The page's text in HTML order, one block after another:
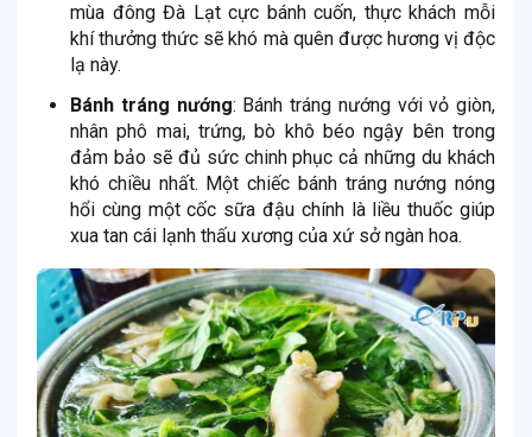
mùa đông Đà Lạt cực bánh cuốn, thực khách mỗi
khí thưởng thức sẽ khó mà quên được hương vị độc
lạ này.
Bánh tráng nướng: Bánh tráng nướng với vỏ giòn,
nhân phô mai, trứng, bò khô béo ngậy bên trong
đảm bảo sẽ đủ sức chinh phục cả những du khách
khó chiều nhất. Một chiếc bánh tráng nướng nóng
hổi cùng một cốc sữa đậu chính là liều thuốc giúp
xua tan cái lạnh thấu xương của xứ sở ngàn hoa.